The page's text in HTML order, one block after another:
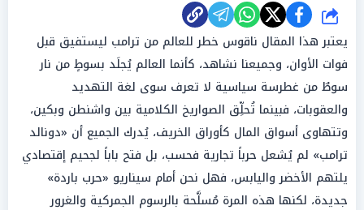
شارك
يعتبر هذا المقال ناقوس خطر للعالم من ترامب ليستفيق قبل
فوات الأوان، وجميعنا نشاهد، كأنما العالم يُجلَد بسوطٍ من نار
سوطٌ من غطرسة سياسية لا تعرف سوى لغة التهديد
والعقوبات، فبينما تُحلِّق الصواريخ الكلامية بين واشنطن وبكين،
وتتهاوى أسواق المال كأوراق الخريف، يُدرك الجميع أن «دونالد
ترامب» لم يُشعل حرباً تجارية فحسب، بل فتح باباً لجحيم إقتصادي
يلتهم الأخضر واليابس، فهل نحن أمام سيناريو «حرب باردة»
جديدة، لكنها هذه المرة مُسلَّحة بالرسوم الجمركية والغرور